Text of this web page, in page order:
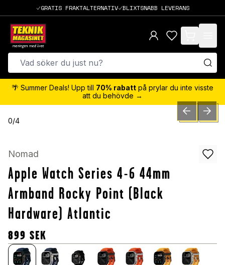
GRATIS FRAKTALTERNATIV BLIXTSNABB LEVERANS
items in cart,
🌴 Summer Deals! Upp till 70% rabatt på prylar du inte visste
att du behövde →
0/4 PREVIOUSNEXT
Nomad
Apple Watch Series 4-6 44mm
Armband Rocky Point (Black
Hardware) Atlantic
899 SEK